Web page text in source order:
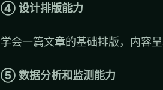
④ 设计排版能力
学会一篇文章的基础排版，内容
⑤ 数据分析和监测能力